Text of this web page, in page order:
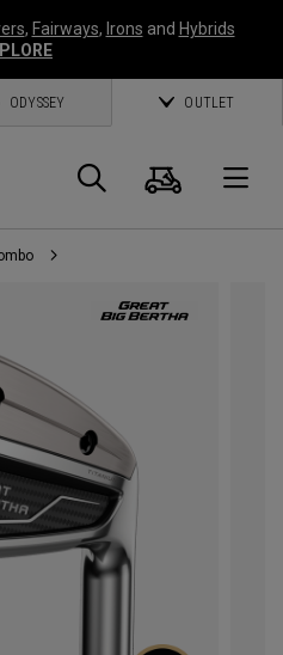
, Fairways, Irons and Hybrids
ODYSSEY OUTLET
Panier